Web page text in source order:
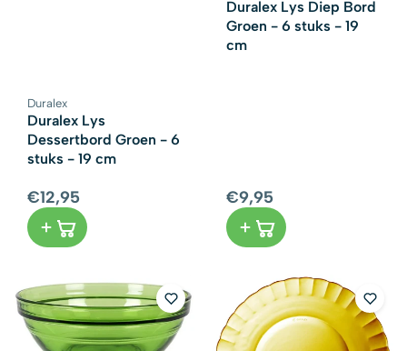
Leverancier:
Duralex
Duralex Lys
Dessertbord Groen - 6
stuks - 19 cm
€12,95
Duralex Lys Diep Bord
Groen - 6 stuks - 19
cm
€9,95